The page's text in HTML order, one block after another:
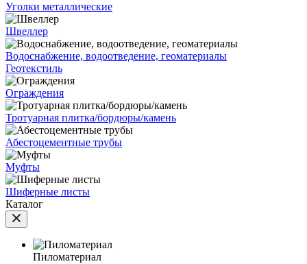
Уголки металлические
Швеллер
Водоснабжение, водоотведение, геоматериалы
Геотекстиль
Ограждения
Тротуарная плитка/бордюры/камень
Абестоцементные трубы
Муфты
Шиферные листы
Каталог
Пиломатериал